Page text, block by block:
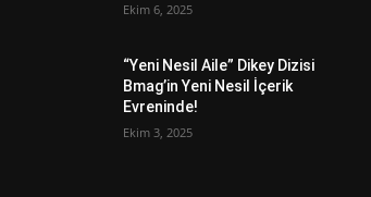
Ekim 6, 2025
“Yeni Nesil Aile” Dikey Dizisi
Bmag’in Yeni Nesil İçerik
Evreninde!
Ekim 3, 2025